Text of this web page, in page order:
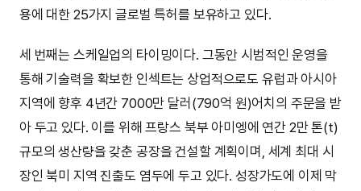
용에 대한 25가지 글로벌 특허를 보유하고 있다.
세 번째는 스케일업의 타이밍이다. 그동안 시범적인 운영을
통해 기술력을 확보한 인섹트는 상업적으로도 유럽과 아시아
지역에 향후 4년간 7000만 달러(790억 원)어치의 주문을 받
아 두고 있다. 이를 위해 프랑스 북부 아미엥에 연간 2만 톤(t)
규모의 생산량을 갖춘 공장을 건설할 계획이며, 세계 최대 시
장인 북미 지역 진출도 염두에 두고 있다. 성장가도에 이제 막